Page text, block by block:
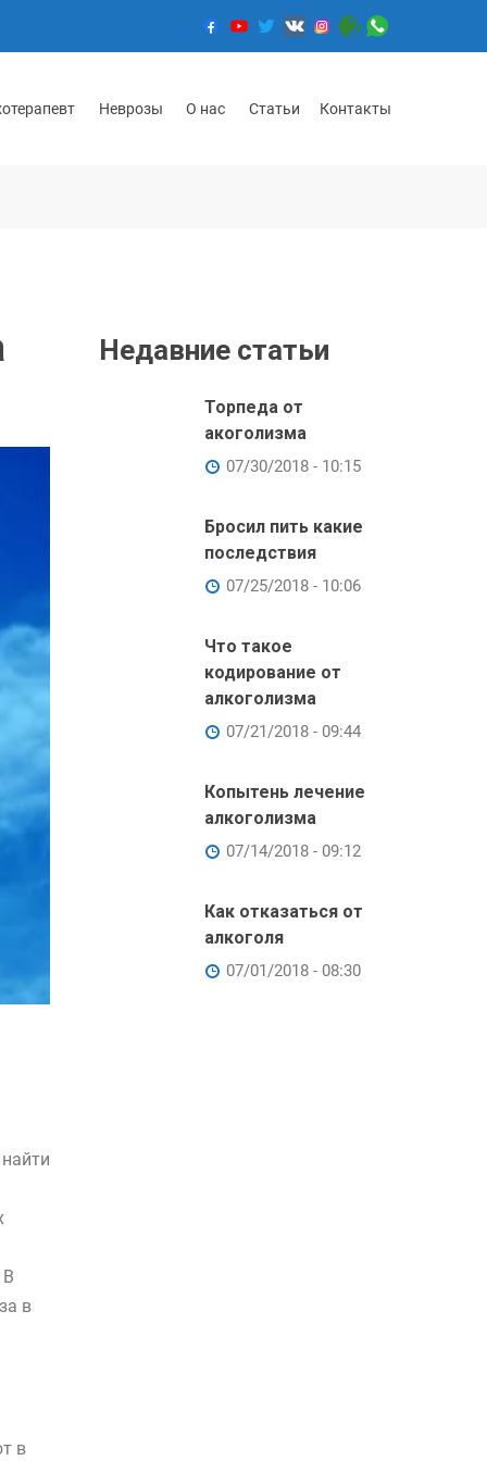
Неврозы О нас Статьи Контакты
В
в
в
Недавние статьи
Торпеда от
акоголизма
07/30/2018 - 10:15
Бросил пить какие
последствия
07/25/2018 - 10:06
Что такое
кодирование от
алкоголизма
07/21/2018 - 09:44
Копытень лечение
алкоголизма
07/14/2018 - 09:12
Как отказаться от
алкоголя
07/01/2018 - 08:30